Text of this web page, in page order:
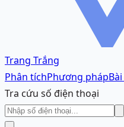
Trang Trắng
Phân tíchPhương pháp
Tra cứu số điện thoại